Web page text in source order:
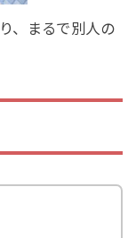
、まるで別人の